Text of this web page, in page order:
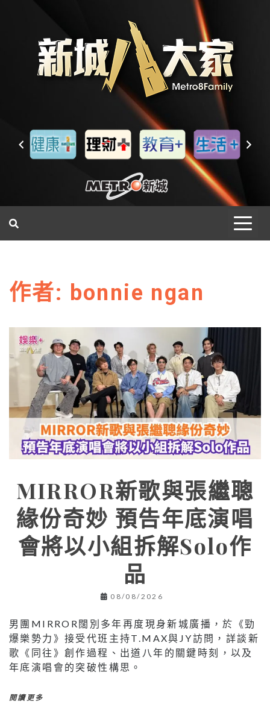
作者: bonnie ngan
MIRROR新歌與張繼聰
緣份奇妙 預告年底演唱
會將以小組拆解Solo作
品
08/08/2026
男團MIRROR闊別多年再度現身新城廣播，於《勁
爆樂勢力》接受代班主持T.MAX與JY訪問，詳談新
歌《同往》創作過程、出道八年的關鍵時刻，以及
年底演唱會的突破性構思。
閱讀更多